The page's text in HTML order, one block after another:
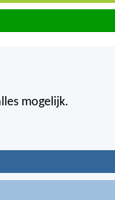
mogelijk.